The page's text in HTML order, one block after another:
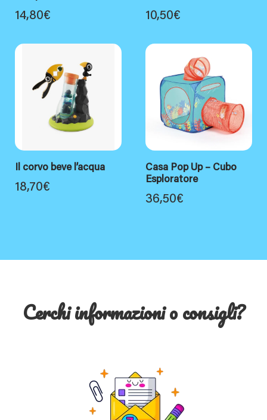
14,80€ 10,50€
Il corvo beve l’acqua
18,70€
Casa Pop Up – Cubo
Esploratore
36,50€
Cerchi informazioni o consigli?